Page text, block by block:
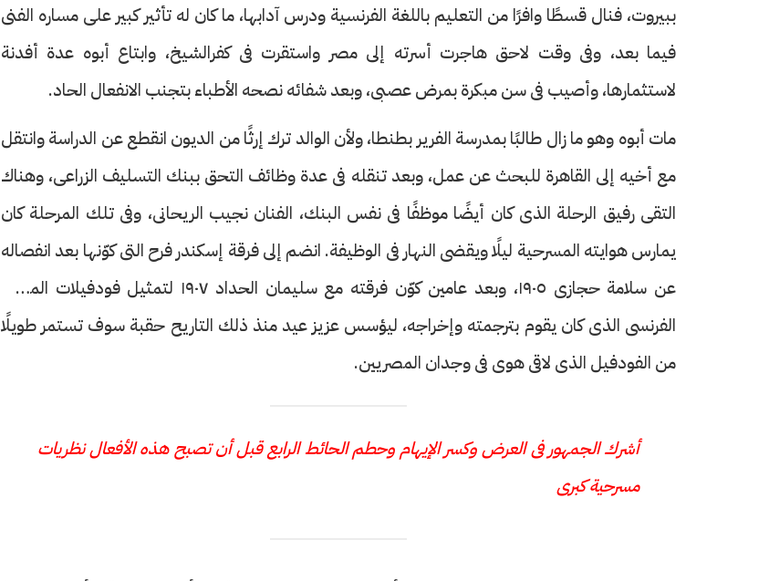
ببيروت، فنال قسطًا وافرًا من التعليم باللغة الفرنسية ودرس آدابها، ما كان له تأثير كبير على مساره الفنى
فيما بعد، وفى وقت لاحق هاجرت أسرته إلى مصر واستقرت فى كفرالشيخ، وابتاع أبوه عدة أفدنة
لاستثمارها، وأصيب فى سن مبكرة بمرض عصبى، وبعد شفائه نصحه الأطباء بتجنب الانفعال الحاد.
مات أبوه وهو ما زال طالبًا بمدرسة الفرير بطنطا، ولأن الوالد ترك إرثًا من الديون انقطع عن الدراسة وانتقل
مع أخيه إلى القاهرة للبحث عن عمل، وبعد تنقله فى عدة وظائف التحق ببنك التسليف الزراعى، وهناك
التقى رفيق الرحلة الذى كان أيضًا موظفًا فى نفس البنك، الفنان نجيب الريحانى، وفى تلك المرحلة كان
يمارس هوايته المسرحية ليلًا ويقضى النهار فى الوظيفة. انضم إلى فرقة إسكندر فرح التى كوّنها بعد انفصاله
عن سلامة حجازى ١٩٠٥، وبعد عامين كوّن فرقته مع سليمان الحداد ١٩٠٧ لتمثيل فودفيلات المسرح
الفرنسى الذى كان يقوم بترجمته وإخراجه، ليؤسس عزيز عيد منذ ذلك التاريح حقبة سوف تستمر طويلًا
من الفودفيل الذى لاقى هوى فى وجدان المصريين.
أشرك الجمهور فى العرض وكسر الإيهام وحطم الحائط الرابع قبل أن تصبح هذه الأفعال نظريات
مسرحية كبرى
حرف العدد 133